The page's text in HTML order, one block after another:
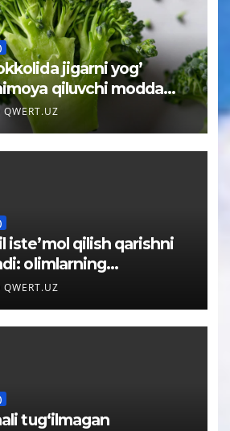
jigarni yog’
qiluvchi modda
QWERT.UZ
iste’mol qilish qarishni
olimlarning
QWERT.UZ
tug‘ilmagan